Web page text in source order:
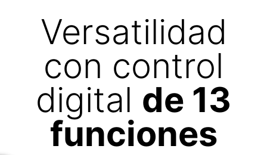
Versatilidad
con control
digital de 13
funciones